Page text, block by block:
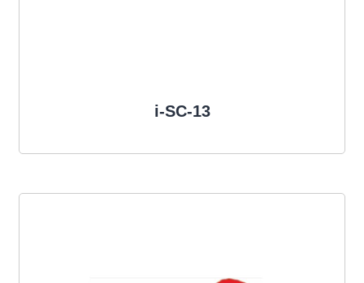
i-SC-13